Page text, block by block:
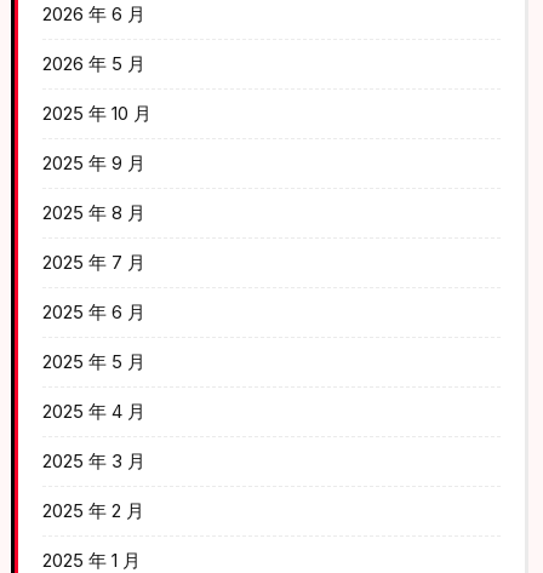
2026 年 6 月
2026 年 5 月
2025 年 10 月
2025 年 9 月
2025 年 8 月
2025 年 7 月
2025 年 6 月
2025 年 5 月
2025 年 4 月
2025 年 3 月
2025 年 2 月
2025 年 1 月